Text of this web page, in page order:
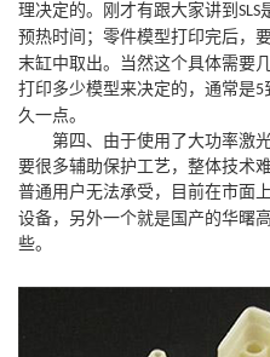
理决定的。刚才有跟大家讲到 SLS
预热时间；零件模型打印完后，
末缸中取出。当然这个具体需要
打印多少模型来决定的，通常是5
久一点。
第四、由于使用了大功率激
要很多辅助保护工艺，整体技术
普通用户无法承受，目前在市面
设备，另外一个就是国产的华曙
些。